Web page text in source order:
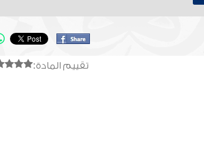
تقييم المادة: